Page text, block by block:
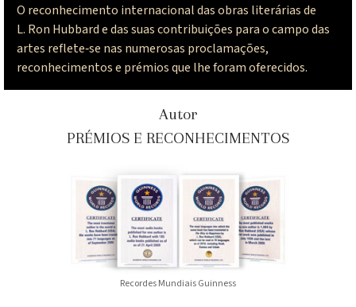
O reconhecimento internacional das obras literárias de
L. Ron Hubbard e das suas contribuições para o campo das
artes reflete‑se nas numerosas proclamações,
reconhecimentos e prémios que lhe foram oferecidos.
Autor
PRÉMIOS E RECONHECIMENTOS
Recordes Mundiais Guinness